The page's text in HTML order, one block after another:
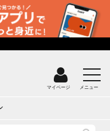
マイページ メニュー